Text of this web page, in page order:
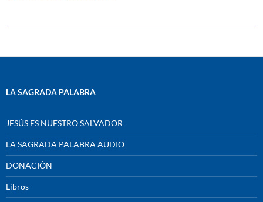
LA SAGRADA PALABRA
JESÚS ES NUESTRO SALVADOR
LA SAGRADA PALABRA AUDIO
DONACIÓN
Libros